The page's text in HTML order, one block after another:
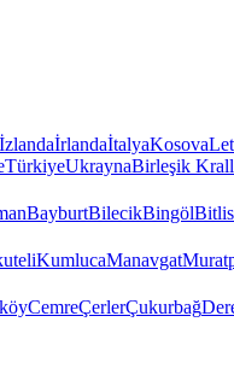
İzlandaİrlandaİtalyaKosova
TürkiyeUkraynaBirleşik
BayburtBilecikBingölBitlis
KumlucaManavgat
CemreÇerlerÇukurbağ